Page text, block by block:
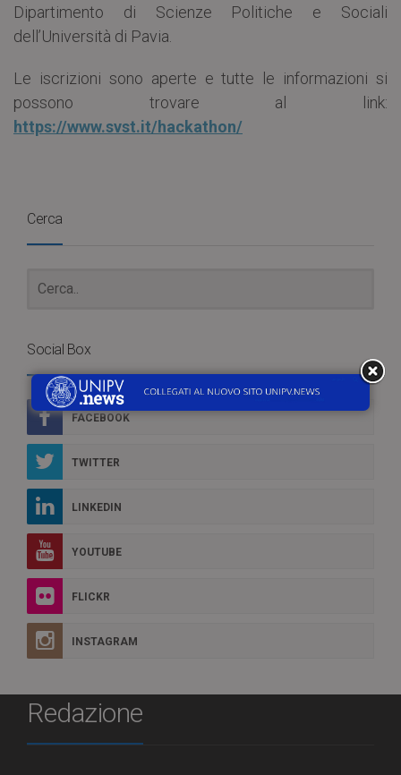
Dipartimento di Scienze Politiche e Sociali
dell’Università di Pavia.
Le iscrizioni sono aperte e tutte le informazioni si
possono trovare al link:
https://www.svst.it/hackathon/
Cerca
Social Box
FACEBOOK
TWITTER
LINKEDIN
YOUTUBE
FLICKR
INSTAGRAM
Redazione